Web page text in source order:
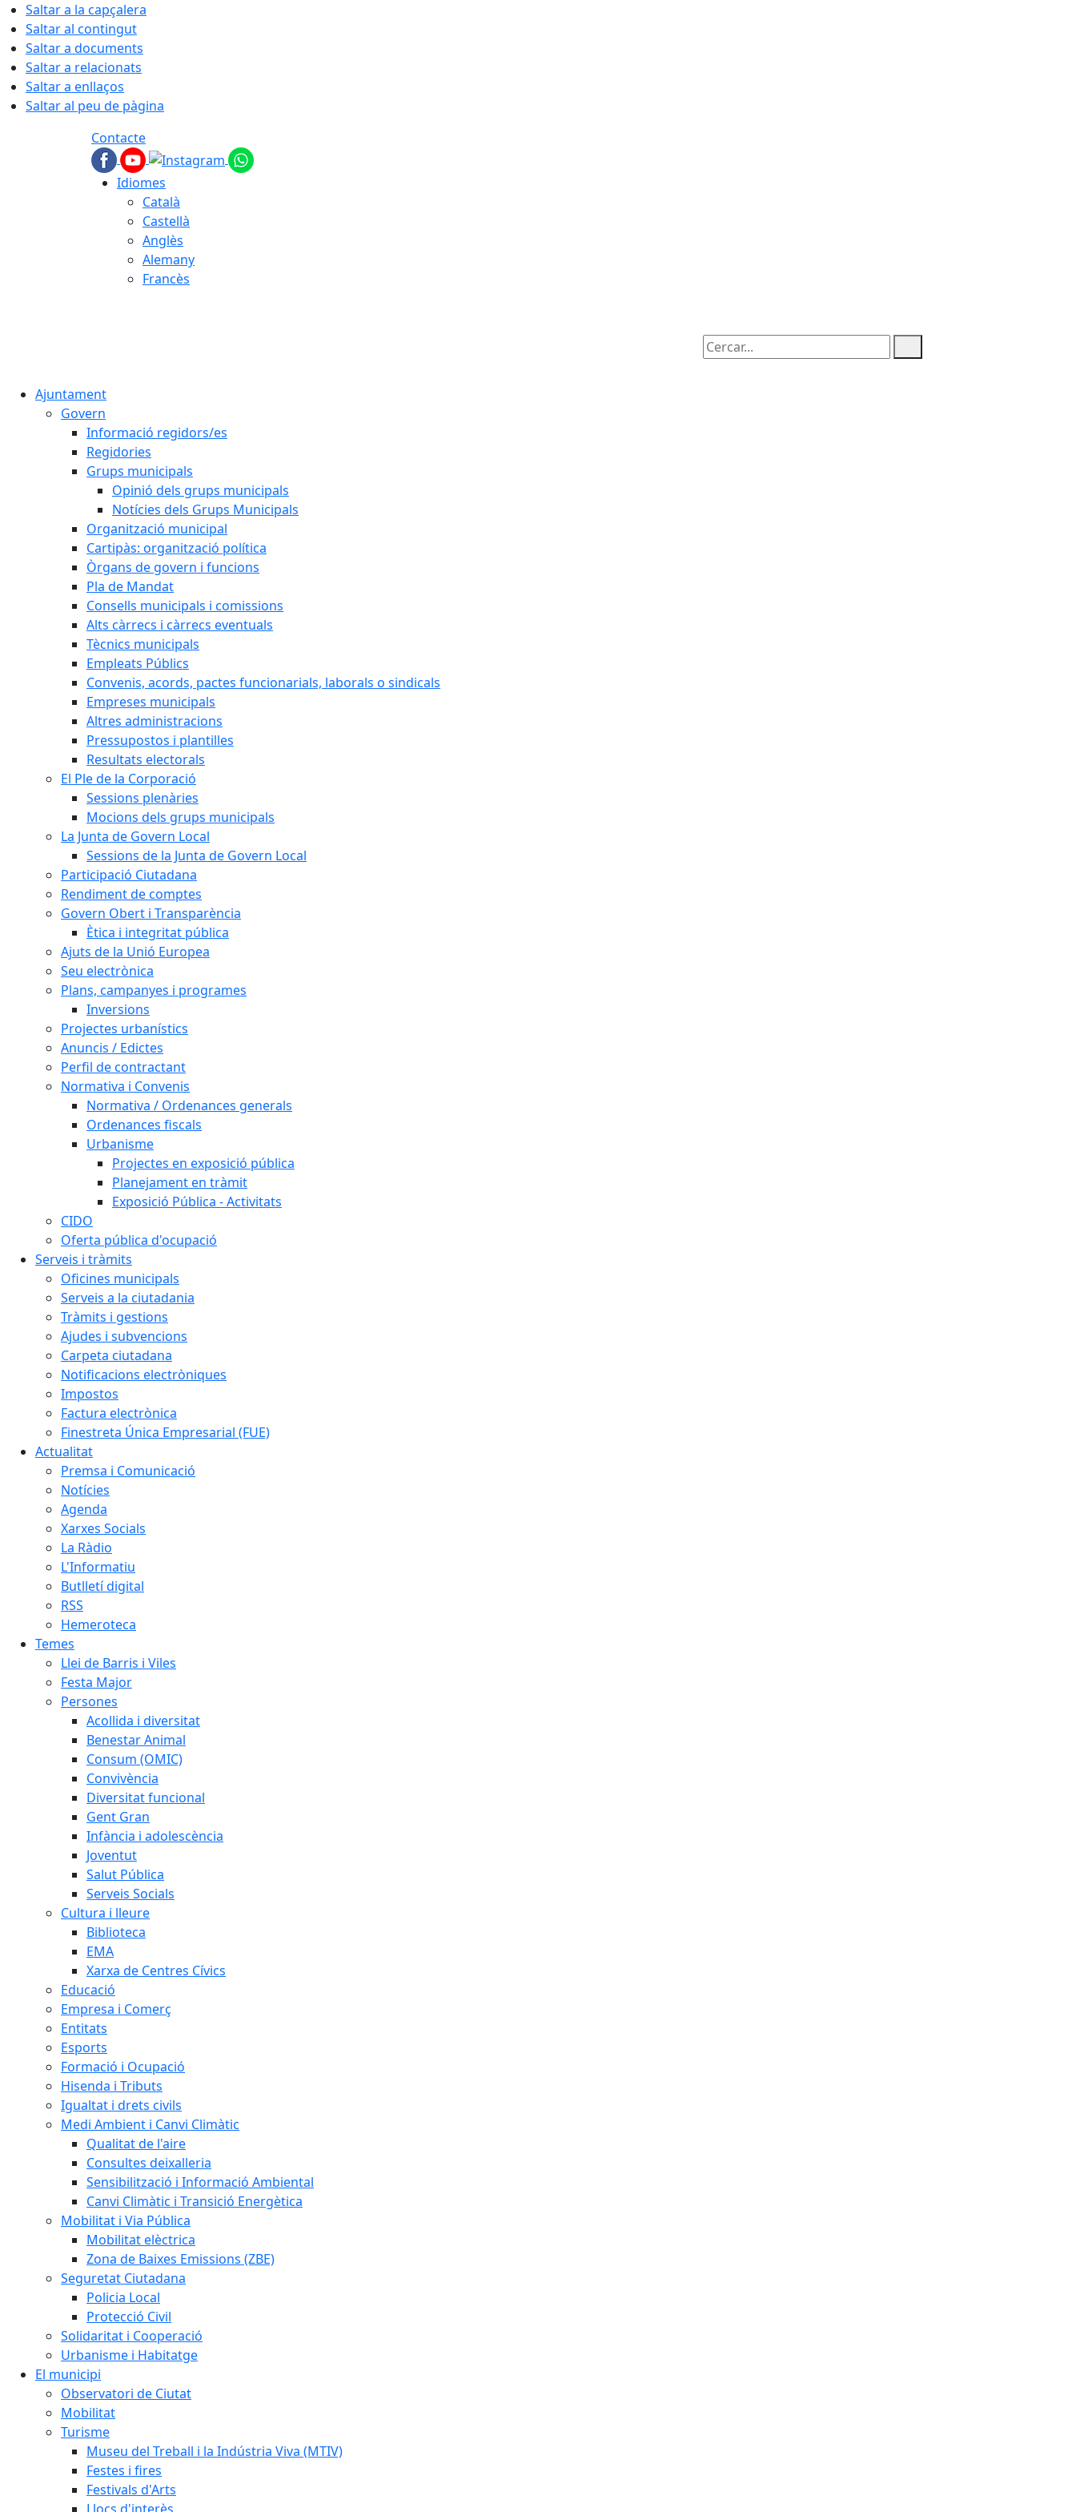
Saltar a la capçalera
Saltar al contingut
Saltar a documents
Saltar a relacionats
Saltar a enllaços
Saltar al peu de pàgina
Contacte
Idiomes
Català
Castellà
Anglès
Alemany
Francès
Cercar:
Ajuntament
Govern
Informació regidors/es
Regidories
Grups municipals
Opinió dels grups municipals
Notícies dels Grups Municipals
Organització municipal
Cartipàs: organització política
Òrgans de govern i funcions
Pla de Mandat
Consells municipals i comissions
Alts càrrecs i càrrecs eventuals
Tècnics municipals
Empleats Públics
Convenis, acords, pactes funcionarials, laborals o sindicals
Empreses municipals
Altres administracions
Pressupostos i plantilles
Resultats electorals
El Ple de la Corporació
Sessions plenàries
Mocions dels grups municipals
La Junta de Govern Local
Sessions de la Junta de Govern Local
Participació Ciutadana
Rendiment de comptes
Govern Obert i Transparència
Ètica i integritat pública
Ajuts de la Unió Europea
Seu electrònica
Plans, campanyes i programes
Inversions
Projectes urbanístics
Anuncis / Edictes
Perfil de contractant
Normativa i Convenis
Normativa / Ordenances generals
Ordenances fiscals
Urbanisme
Projectes en exposició pública
Planejament en tràmit
Exposició Pública - Activitats
CIDO
Oferta pública d'ocupació
Serveis i tràmits
Oficines municipals
Serveis a la ciutadania
Tràmits i gestions
Ajudes i subvencions
Carpeta ciutadana
Notificacions electròniques
Impostos
Factura electrònica
Finestreta Única Empresarial (FUE)
Actualitat
Premsa i Comunicació
Notícies
Agenda
Xarxes Socials
La Ràdio
L'Informatiu
Butlletí digital
RSS
Hemeroteca
Temes
Llei de Barris i Viles
Festa Major
Persones
Acollida i diversitat
Benestar Animal
Consum (OMIC)
Convivència
Diversitat funcional
Gent Gran
Infància i adolescència
Joventut
Salut Pública
Serveis Socials
Cultura i lleure
Biblioteca
EMA
Xarxa de Centres Cívics
Educació
Empresa i Comerç
Entitats
Esports
Formació i Ocupació
Hisenda i Tributs
Igualtat i drets civils
Medi Ambient i Canvi Climàtic
Qualitat de l'aire
Consultes deixalleria
Sensibilització i Informació Ambiental
Canvi Climàtic i Transició Energètica
Mobilitat i Via Pública
Mobilitat elèctrica
Zona de Baixes Emissions (ZBE)
Seguretat Ciutadana
Policia Local
Protecció Civil
Solidaritat i Cooperació
Urbanisme i Habitatge
El municipi
Observatori de Ciutat
Mobilitat
Turisme
Museu del Treball i la Indústria Viva (MTIV)
Festes i fires
Festivals d'Arts